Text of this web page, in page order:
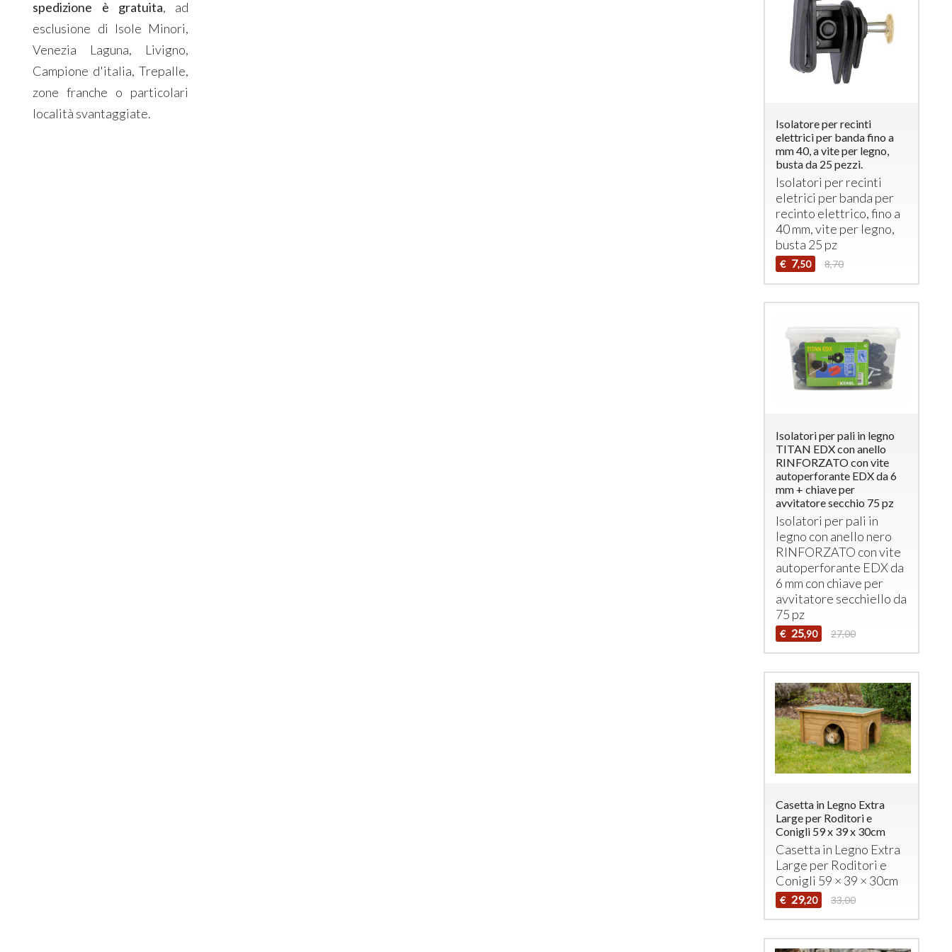
spedizione è gratuita, ad
esclusione di Isole Minori,
Venezia Laguna, Livigno,
Campione d'italia, Trepalle,
zone franche o particolari
località svantaggiate.
Isolatore per recinti
elettrici per banda fino a
mm 40, a vite per legno,
busta da 25 pezzi.
Isolatori per recinti
eletrici per banda per
recinto elettrico, fino a
40 mm, vite per legno,
busta 25 pz
€ 7,50 8,70
Isolatori per pali in legno
TITAN EDX con anello
RINFORZATO con vite
autoperforante EDX da 6
mm + chiave per
avvitatore secchio 75 pz
Isolatori per pali in
legno con anello nero
RINFORZATO con vite
autoperforante EDXda
6 mm con chiave per
avvitatore secchiello da
75 pz
€ 25,90 27,00
Casetta in Legno Extra
Large per Roditori e
Conigli 59 x 39 x 30cm
Casetta in Legno Extra
Large per Roditori e
Conigli 59 × 39 × 30cm
€ 29,20 33,00